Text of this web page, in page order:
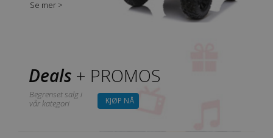
Se mer >
Deals + PROMOS
Begrenset salg i
vår kategori
KJØP NÅ